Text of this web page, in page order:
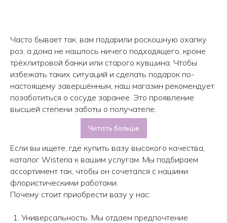
Часто бывает так: вам подарили роскошную охапку
роз, а дома не нашлось ничего подходящего, кроме
трёхлитровой банки или старого кувшина. Чтобы
избежать таких ситуаций и сделать подарок по-
настоящему завершённым, наш магазин рекомендует
позаботиться о сосуде заранее. Это проявление
высшей степени заботы о получателе.
Читать больше
Если вы ищете, где купить вазу высокого качества,
каталог Wisteria к вашим услугам. Мы подбираем
ассортимент так, чтобы он сочетался с нашими
флористическими работами.
Почему стоит приобрести вазу у нас:
Универсальность. Мы отдаем предпочтение